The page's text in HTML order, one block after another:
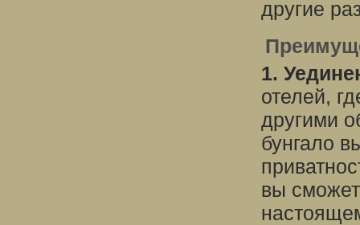
другие
1.
отелей,
другими
бунгало
вы